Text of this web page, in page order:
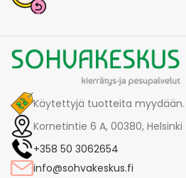
Käytettyjä tuotteita myydään.
Kornetintie 6 A, 00380, Helsinki
+358 50 3062654
info@sohvakeskus.fi